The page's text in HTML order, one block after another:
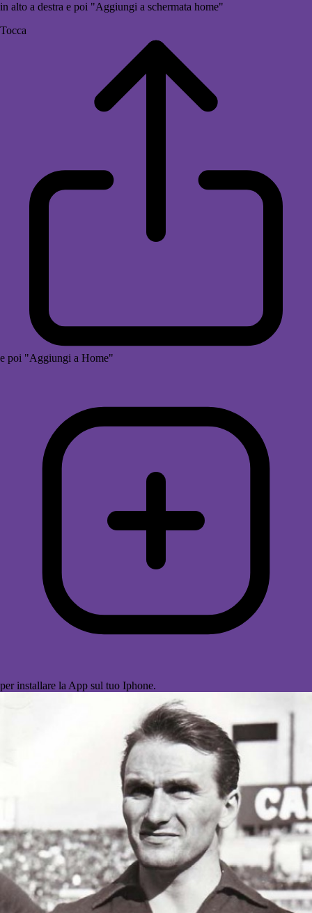
in alto a destra e poi "Aggiungi a schermata home"
Tocca
e poi "Aggiungi a Home"
per installare la App sul tuo Iphone.